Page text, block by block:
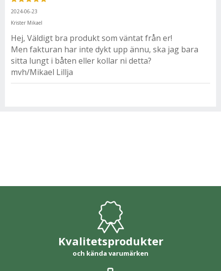
2024-06-23
Krister Mikael
Hej, Väldigt bra produkt som väntat från er!
Men fakturan har inte dykt upp ännu, ska jag bara
sitta lungt i båten eller kollar ni detta?
mvh/Mikael Lillja
Kvalitetsprodukter
och kända varumärken